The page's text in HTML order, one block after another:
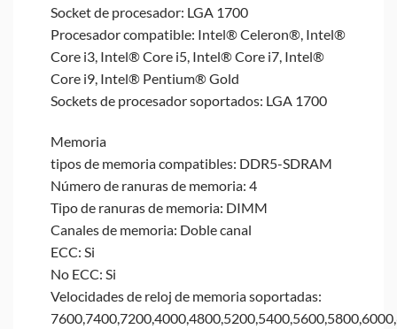
Socket de procesador: LGA 1700
Procesador compatible: Intel® Celeron®, Intel®
Core i3, Intel® Core i5, Intel® Core i7, Intel®
Core i9, Intel® Pentium® Gold
Sockets de procesador soportados: LGA 1700
Memoria
tipos de memoria compatibles: DDR5-SDRAM
Número de ranuras de memoria: 4
Tipo de ranuras de memoria: DIMM
Canales de memoria: Doble canal
ECC: Si
No ECC: Si
Velocidades de reloj de memoria soportadas: